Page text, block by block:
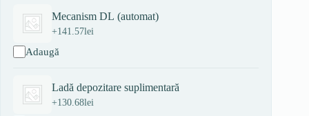
Mecanism DL (automat)
+141.57lei
Adaugă
Ladă depozitare suplimentară
+130.68lei